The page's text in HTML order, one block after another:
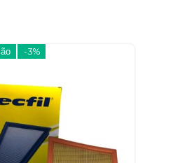
-3%